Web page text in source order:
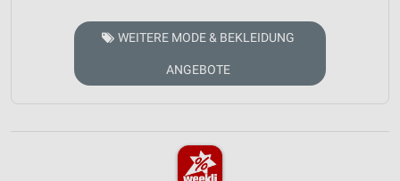
WEITERE MODE & BEKLEIDUNG
ANGEBOTE